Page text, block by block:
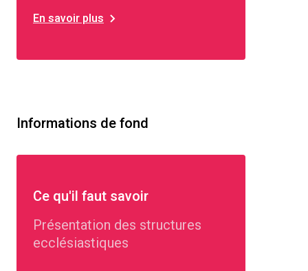
En savoir plus
Informations de fond
Ce qu'il faut savoir
Présentation des structures
ecclésiastiques